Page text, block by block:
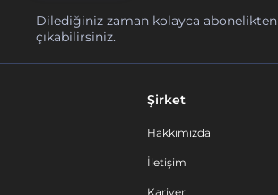
Dilediğiniz zaman kolayca abonelikten
çıkabilirsiniz.
Şirket
Hakkımızda
İletişim
Kariyer